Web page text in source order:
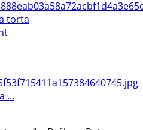
torta
...